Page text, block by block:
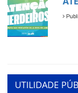
UTILIDADE